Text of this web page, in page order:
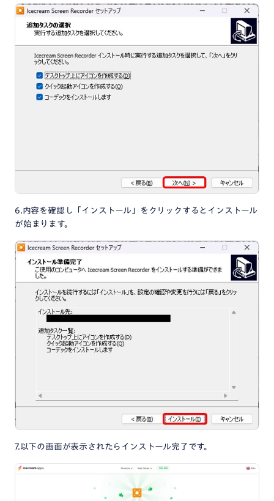
6.内容を確認し「インストール」をクリックするとインストール
が始まります。
7.以下の画面が表示されたらインストール完了です。